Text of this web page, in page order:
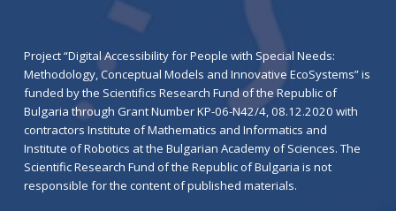
Project “Digital Accessibility for People with Special Needs:
Methodology, Conceptual Models and Innovative EcoSystems” is
funded by the Scientifics Research Fund of the Republic of
Bulgaria through Grant Number KP-06-N42/4, 08.12.2020 with
contractors Institute of Mathematics and Informatics and
Institute of Robotics at the Bulgarian Academy of Sciences. The
Scientific Research Fund of the Republic of Bulgaria is not
responsible for the content of published materials.